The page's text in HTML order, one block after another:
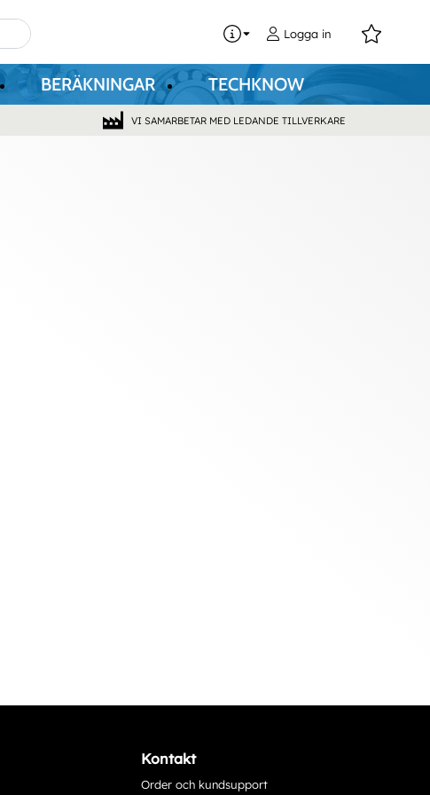
Logga in
BERÄKNINGAR TECHKNOW
VI SAMARBETAR MED LEDANDE TILLVERKARE
Kontakt
Order och kundsupport